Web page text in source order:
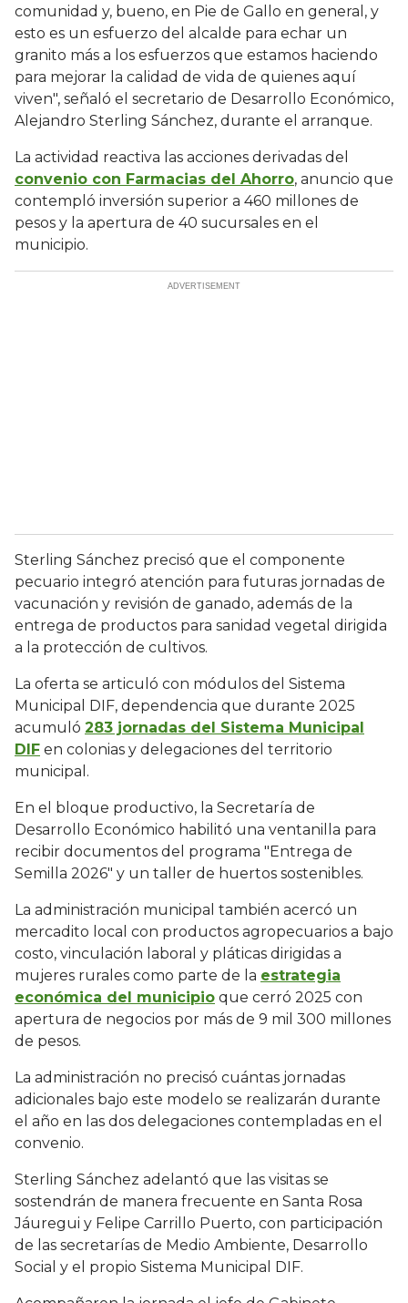
comunidad y, bueno, en Pie de Gallo en general, y
esto es un esfuerzo del alcalde para echar un
granito más a los esfuerzos que estamos haciendo
para mejorar la calidad de vida de quienes aquí
viven", señaló el secretario de Desarrollo Económico,
Alejandro Sterling Sánchez, durante el arranque.
La actividad reactiva las acciones derivadas del
convenio con Farmacias del Ahorro, anuncio que
contempló inversión superior a 460 millones de
pesos y la apertura de 40 sucursales en el
municipio.
Sterling Sánchez precisó que el componente
pecuario integró atención para futuras jornadas de
vacunación y revisión de ganado, además de la
entrega de productos para sanidad vegetal dirigida
a la protección de cultivos.
La oferta se articuló con módulos del Sistema
Municipal DIF, dependencia que durante 2025
acumuló 283 jornadas del Sistema Municipal
DIF en colonias y delegaciones del territorio
municipal.
En el bloque productivo, la Secretaría de
Desarrollo Económico habilitó una ventanilla para
recibir documentos del programa "Entrega de
Semilla 2026" y un taller de huertos sostenibles.
La administración municipal también acercó un
mercadito local con productos agropecuarios a bajo
costo, vinculación laboral y pláticas dirigidas a
mujeres rurales como parte de la estrategia
económica del municipio que cerró 2025 con
apertura de negocios por más de 9 mil 300 millones
de pesos.
La administración no precisó cuántas jornadas
adicionales bajo este modelo se realizarán durante
el año en las dos delegaciones contempladas en el
convenio.
Sterling Sánchez adelantó que las visitas se
sostendrán de manera frecuente en Santa Rosa
Jáuregui y Felipe Carrillo Puerto, con participación
de las secretarías de Medio Ambiente, Desarrollo
Social y el propio Sistema Municipal DIF.